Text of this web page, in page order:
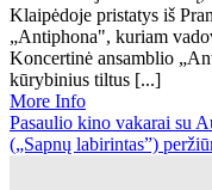
Klaipėdoje pristatys iš
„Antiphona", kuriam
Koncertinė ansamblio
kūrybinius tiltus [...]
More Info
Pasaulio kino vakarai su
(„Sapnų labirintas”)